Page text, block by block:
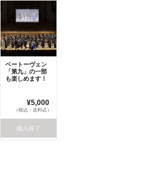
ベートーヴェン
「第九」の一部
も楽しめます！
¥5,000
（税込・送料込）
購入終了